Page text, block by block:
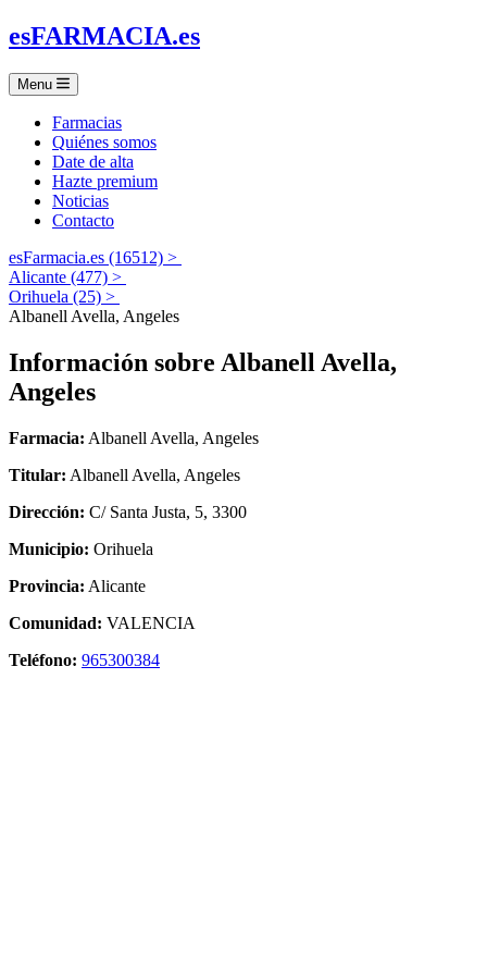
esFARMACIA.es
Menu
Farmacias
Quiénes somos
Date de alta
Hazte premium
Noticias
Contacto
esFarmacia.es (16512) >
Alicante (477) >
Orihuela (25) >
Albanell Avella, Angeles
Información sobre Albanell Avella,
Angeles
Farmacia: Albanell Avella, Angeles
Titular: Albanell Avella, Angeles
Dirección: C/ Santa Justa, 5, 3300
Municipio: Orihuela
Provincia: Alicante
Comunidad: VALENCIA
Teléfono: 965300384